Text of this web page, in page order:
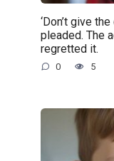
‘Don’t give
pleaded. The
regretted it.
0 5